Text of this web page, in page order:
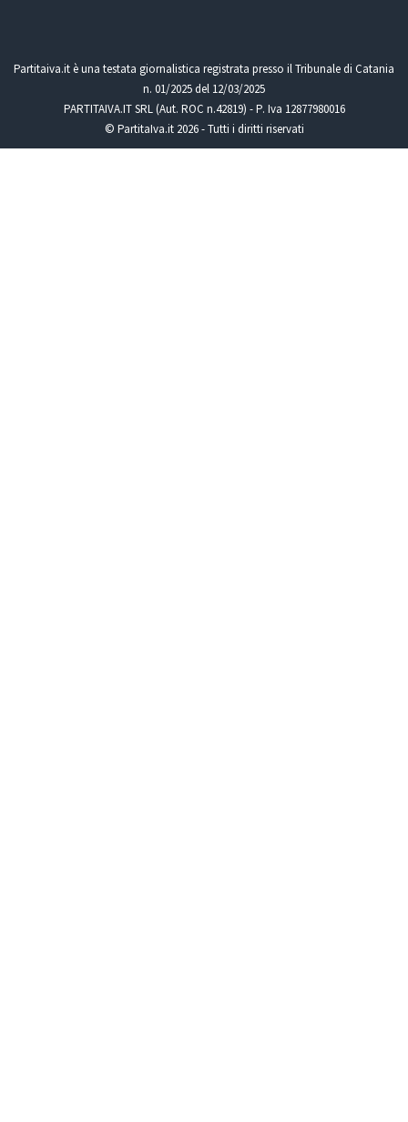
Partitaiva.it è una testata giornalistica registrata presso il Tribunale di Catania
n. 01/2025 del 12/03/2025
PARTITAIVA.IT SRL (Aut. ROC n.42819) - P. Iva 12877980016
© PartitaIva.it 2026 - Tutti i diritti riservati